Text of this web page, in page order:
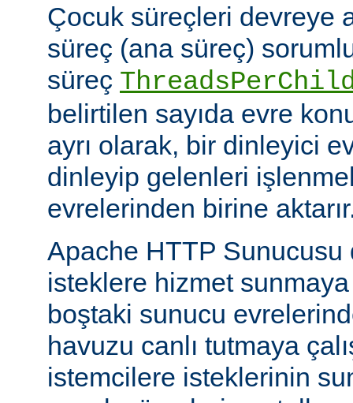
Çocuk süreçleri devreye
süreç (ana süreç)
süreç
belirtilen sayıda evre
ayrı olarak, bir dinleyici
dinleyip gelenleri
evrelerinden birine
Apache HTTP Sunucusu
isteklere hizmet
boştaki sunucu
havuzu canlı tutmaya
istemcilere isteklerinin